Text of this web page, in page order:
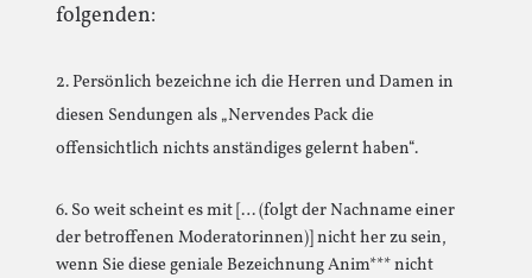
folgenden:
2. Persönlich bezeichne ich die Herren und Damen in
diesen Sendungen als „Nervendes Pack die
offensichtlich nichts anständiges gelernt haben“.
6. So weit scheint es mit [… (folgt der Nachname einer
der betroffenen Moderatorinnen)] nicht her zu sein,
wenn Sie diese geniale Bezeichnung Anim*** nicht